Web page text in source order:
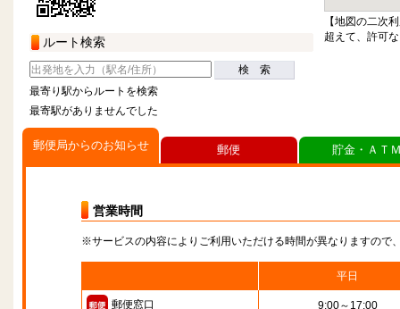
ルート検索
検 索
最寄り駅からルートを検索
最寄駅がありませんでした
【地図の二次
超えて、許可
郵便局からのお知らせ
営業時間
※サービスの内容によりご利用いただける時間が異なりますので
平日
郵便窓口 9:00～17:00
郵便 貯金・ＡＴ